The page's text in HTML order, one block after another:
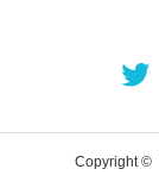
Copyright ©